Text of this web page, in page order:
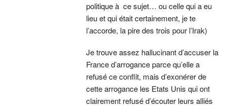
politique à ce sujet… ou celle qui a eu
lieu et qui était certainement, je te
l’accorde, la pire des trois pour l’Irak)
Je trouve assez hallucinant d’accuser la
France d’arrogance parce qu’elle a
refusé ce conflit, mais d’exonérer de
cette arrogance les Etats Unis qui ont
clairement refusé d’écouter leurs alliés